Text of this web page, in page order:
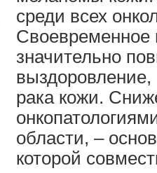
среди всех
Своевременное
значительно
выздоровление,
рака кожи.
области, –
которой